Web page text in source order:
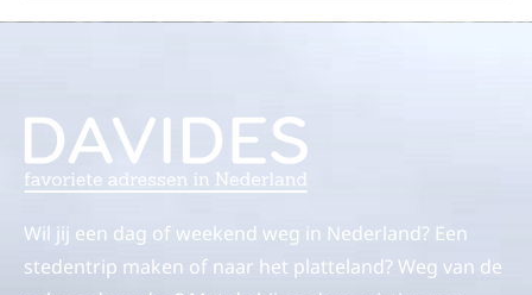
Wil jij een dag of weekend weg in Nederland? Een
stedentrip maken of naar het platteland? Weg van de